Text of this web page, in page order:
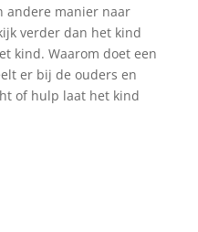
andere manier naar
verder dan het kind
kind. Waarom doet een
er bij de ouders en
of hulp laat het kind